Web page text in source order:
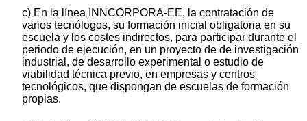
c) En la línea INNCORPORA-EE, la contratación de
varios tecnólogos, su formación inicial obligatoria en su
escuela y los costes indirectos, para participar durante el
periodo de ejecución, en un proyecto de de investigación
industrial, de desarrollo experimental o estudio de
viabilidad técnica previo, en empresas y centros
tecnológicos, que dispongan de escuelas de formación
propias.